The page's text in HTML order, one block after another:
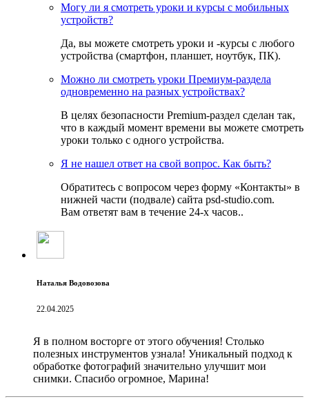
Могу ли я смотреть уроки и курсы с мобильных
устройств?
Да, вы можете смотреть уроки и -курсы с любого
устройства (смартфон, планшет, ноутбук, ПК).
Можно ли смотреть уроки Премиум-раздела
одновременно на разных устройствах?
В целях безопасности Premium-раздел сделан так,
что в каждый момент времени вы можете смотреть
уроки только с одного устройства.
Я не нашел ответ на свой вопрос. Как быть?
Обратитесь с вопросом через форму «Контакты» в
нижней части (подвале) сайта psd-studio.com.
Вам ответят вам в течение 24-х часов..
Наталья Водовозова
22.04.2025
Я в полном восторге от этого обучения! Столько
полезных инструментов узнала! Уникальный подход к
обработке фотографий значительно улучшит мои
снимки. Спасибо огромное, Марина!